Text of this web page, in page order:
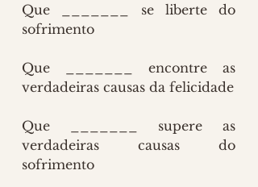
Que _______ se liberte do
sofrimento
Que _______ encontre as
verdadeiras causas da felicidade
Que _______ supere as
verdadeiras causas do
sofrimento